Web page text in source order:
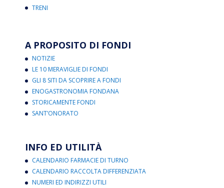
TRENI
A PROPOSITO DI FONDI
NOTIZIE
LE 10 MERAVIGLIE DI FONDI
GLI 8 SITI DA SCOPRIRE A FONDI
ENOGASTRONOMIA FONDANA
STORICAMENTE FONDI
SANT’ONORATO
INFO ED UTILITÀ
CALENDARIO FARMACIE DI TURNO
CALENDARIO RACCOLTA DIFFERENZIATA
NUMERI ED INDIRIZZI UTILI